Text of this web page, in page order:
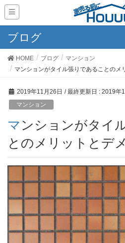
ブログ
HOME ブログ
マンション
マンションがタイル張りであることのメ
2019年11月26日 / 最終更新日 : 2019年
マンション
マンションがタイル張りであるこ
とのメリットとデ